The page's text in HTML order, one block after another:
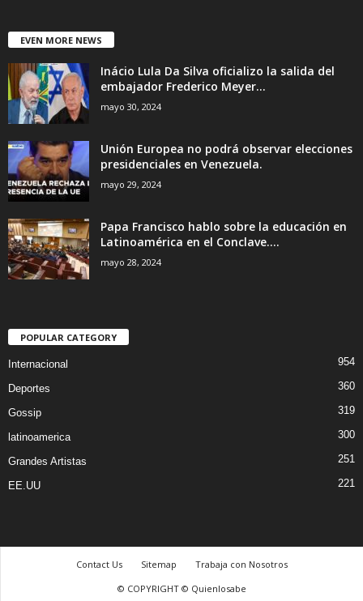
EVEN MORE NEWS
Inácio Lula Da Silva oficializo la salida del
embajador Frederico Meyer...
mayo 30, 2024
Unión Europea no podrá observar elecciones
presidenciales en Venezuela.
mayo 29, 2024
Papa Francisco hablo sobre la educación en
Latinoamérica en el Conclave....
mayo 28, 2024
POPULAR CATEGORY
Internacional 954
Deportes 360
Gossip 319
latinoamerica 300
Grandes Artistas 251
EE.UU 221
Contact Us Sitemap
Trabaja con Nosotros
© COPYRIGHT © Quienlosabe